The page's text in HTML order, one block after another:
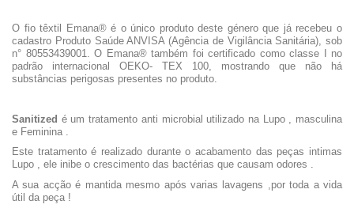
O fio têxtil Emana® é o único produto deste género que já recebeu o
cadastro Produto Saúde ANVISA (Agência de Vigilância Sanitária), sob
n° 80553439001. O Emana® também foi certificado como classe I no
padrão internacional OEKO- TEX 100, mostrando que não há
substâncias perigosas presentes no produto.
Sanitized é um tratamento anti microbial utilizado na Lupo , masculina
e Feminina .
Este tratamento é realizado durante o acabamento das peças intimas
Lupo , ele inibe o crescimento das bactérias que causam odores .
A sua acção é mantida mesmo após varias lavagens ,por toda a vida
útil da peça !